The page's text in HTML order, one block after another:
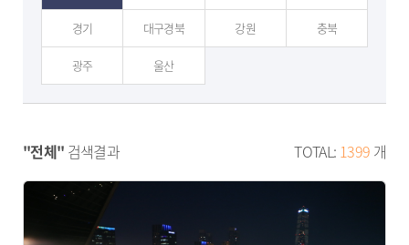
경기 대구경북 강원 충북
광주 울산
"전체" 검색결과 TOTAL: 1399 개